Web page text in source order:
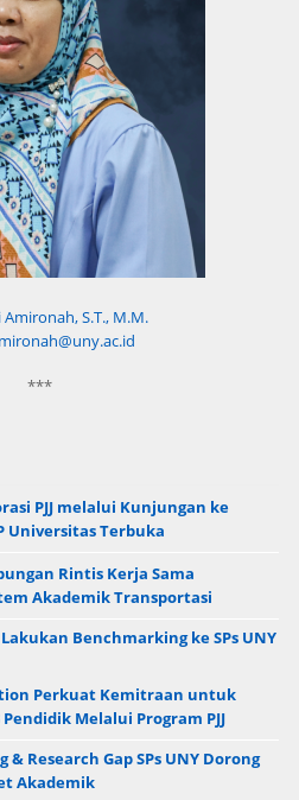
Amironah, S.T., M.M.
***
PJJ melalui Kunjungan ke
Universitas Terbuka
Rintis Kerja Sama
Akademik Transportasi
Benchmarking ke SPs UNY
Perkuat Kemitraan untuk
Melalui Program PJJ
Research Gap SPs UNY Dorong
Akademik